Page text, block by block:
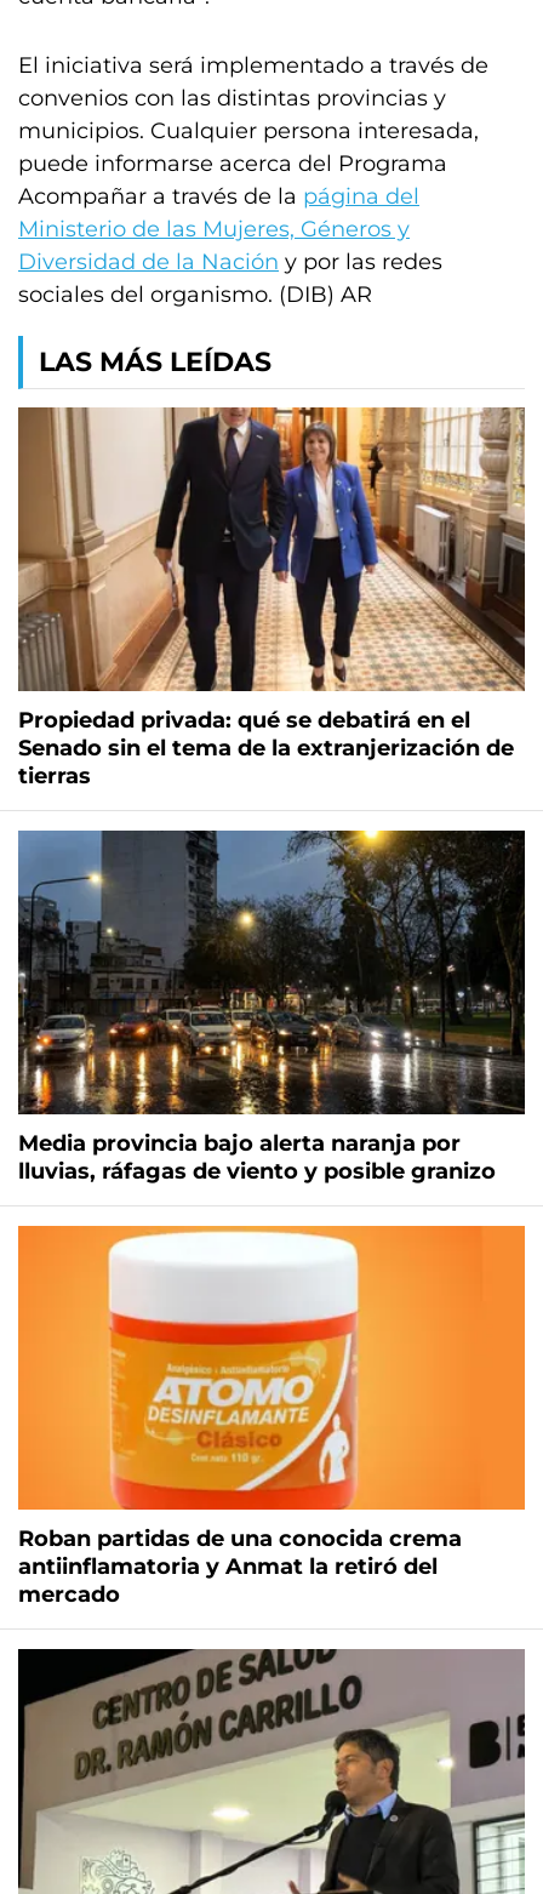
El iniciativa será implementado a través de
convenios con las distintas provincias y
municipios. Cualquier persona interesada,
puede informarse acerca del Programa
Acompañar a través de la página del
Ministerio de las Mujeres, Géneros y
Diversidad de la Nación y por las redes
sociales del organismo. (DIB) AR
LAS MÁS LEÍDAS
Propiedad privada: qué se debatirá en el
Senado sin el tema de la extranjerización de
tierras
Media provincia bajo alerta naranja por
lluvias, ráfagas de viento y posible granizo
Roban partidas de una conocida crema
antiinflamatoria y Anmat la retiró del
mercado